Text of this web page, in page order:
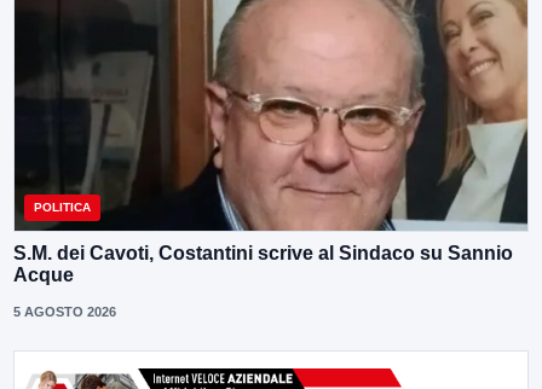
POLITICA
S.M. dei Cavoti, Costantini scrive al Sindaco su Sannio
Acque
5 AGOSTO 2026